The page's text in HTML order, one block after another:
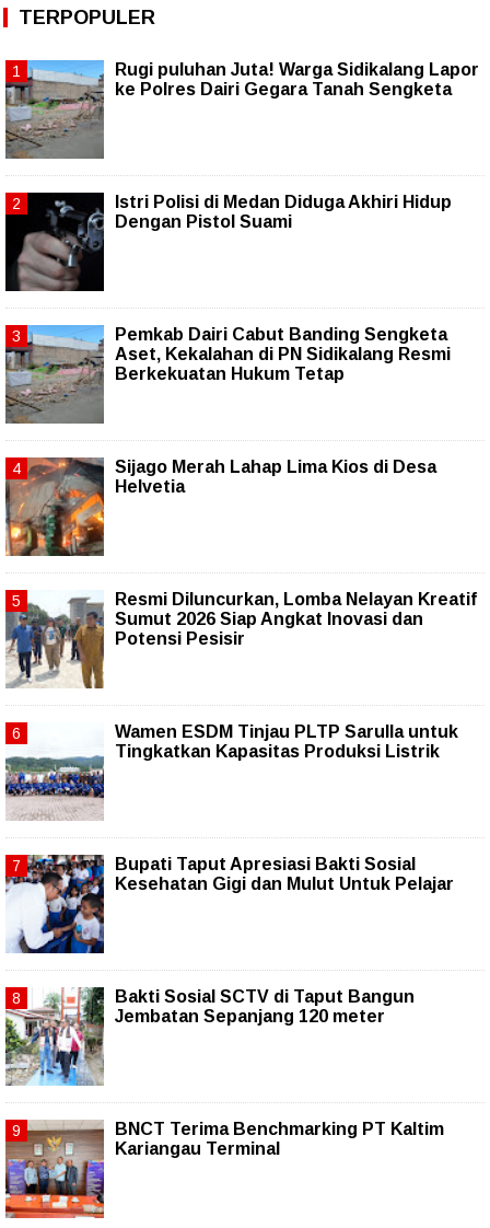
TERPOPULER
Rugi puluhan Juta! Warga Sidikalang Lapor
ke Polres Dairi Gegara Tanah Sengketa
Istri Polisi di Medan Diduga Akhiri Hidup
Dengan Pistol Suami
Pemkab Dairi Cabut Banding Sengketa
Aset, Kekalahan di PN Sidikalang Resmi
Berkekuatan Hukum Tetap
Sijago Merah Lahap Lima Kios di Desa
Helvetia
Resmi Diluncurkan, Lomba Nelayan Kreatif
Sumut 2026 Siap Angkat Inovasi dan
Potensi Pesisir
Wamen ESDM Tinjau PLTP Sarulla untuk
Tingkatkan Kapasitas Produksi Listrik
Bupati Taput Apresiasi Bakti Sosial
Kesehatan Gigi dan Mulut Untuk Pelajar
Bakti Sosial SCTV di Taput Bangun
Jembatan Sepanjang 120 meter
BNCT Terima Benchmarking PT Kaltim
Kariangau Terminal